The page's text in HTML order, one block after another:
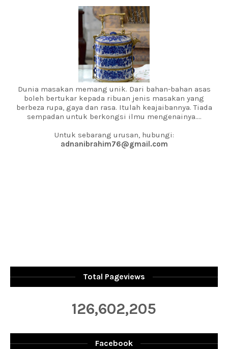
Dunia masakan memang unik. Dari bahan-bahan asas
boleh bertukar kepada ribuan jenis masakan yang
berbeza rupa, gaya dan rasa. Itulah keajaibannya. Tiada
sempadan untuk berkongsi ilmu mengenainya....
Untuk sebarang urusan, hubungi:
adnanibrahim76@gmail.com
Total Pageviews
126,602,205
Facebook